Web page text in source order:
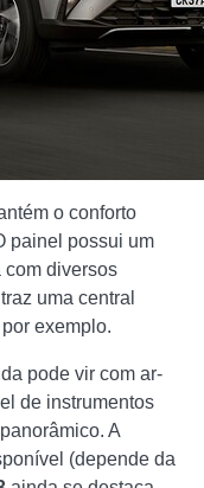
o conforto
painel possui um
com diversos
uma central
exemplo.
pode vir com ar-
de instrumentos
A
(depende da